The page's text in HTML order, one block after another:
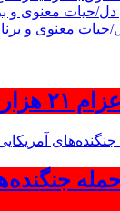
معنوی و